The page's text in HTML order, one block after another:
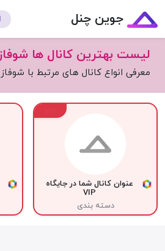
جوین چنل
لیست بهترین کانال ها
معرفی انواع کانال های مرتبط با شوفاز
عنوان کانال شما در جایگاه
VIP
دسته بندی